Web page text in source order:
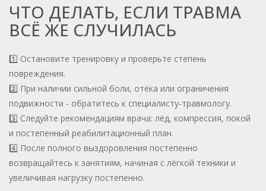
ЧТО ДЕЛАТЬ, ЕСЛИ ТРАВМА
ВСЁ ЖЕ СЛУЧИЛАСЬ
1️⃣ Остановите тренировку и проверьте степень
повреждения.
2️⃣ При наличии сильной боли, отёка или ограничения
подвижности - обратитесь к специалисту‑травмологу.
3️⃣ Следуйте рекомендациям врача: лёд, компрессия, покой
и постепенный реабилитационный план.
4️⃣ После полного выздоровления постепенно
возвращайтесь к занятиям, начиная с лёгкой техники и
увеличивая нагрузку постепенно.